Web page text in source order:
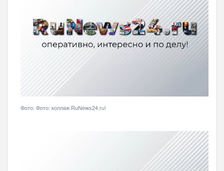
Фото: Фото: коллаж RuNews24.ru!